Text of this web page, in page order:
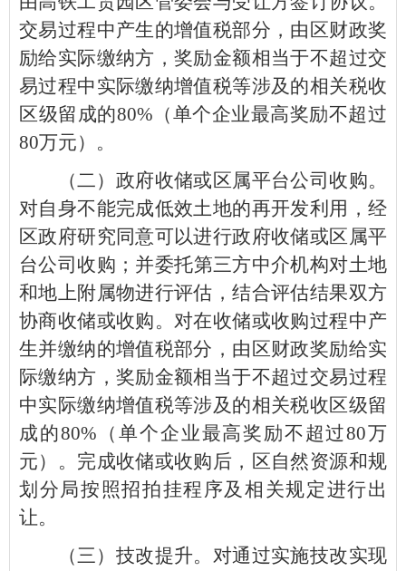
交易过程中产生的增值税部分，由区财政奖
励给实际缴纳方，奖励金额相当于不超过交
易过程中实际缴纳增值税等涉及的相关税收
区级留成的80%（单个企业最高奖励不超过
80万元）。
（二）政府收储或区属平台公司收购。
对自身不能完成低效土地的再开发利用，经
区政府研究同意可以进行政府收储或区属平
台公司收购；并委托第三方中介机构对土地
和地上附属物进行评估，结合评估结果双方
协商收储或收购。对在收储或收购过程中产
生并缴纳的增值税部分，由区财政奖励给实
际缴纳方，奖励金额相当于不超过交易过程
中实际缴纳增值税等涉及的相关税收区级留
成的80%（单个企业最高奖励不超过80万
元）。完成收储或收购后，区自然资源和规
划分局按照招拍挂程序及相关规定进行出
让。
（三）技改提升。对通过实施技改实现